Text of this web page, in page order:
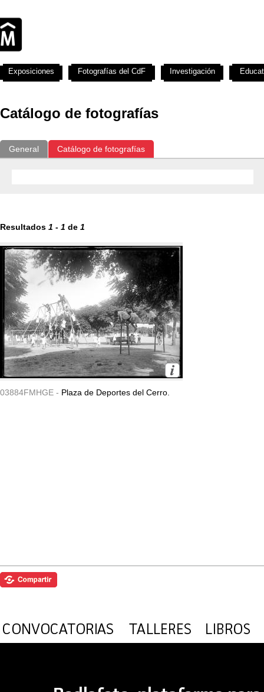
Catálogo de fotografías
General Catálogo de fotografías
Resultados 1 - 1 de 1
03884FMHGE - Plaza de Deportes del Cerro.
Exposiciones Fotografías del CdF Investigación